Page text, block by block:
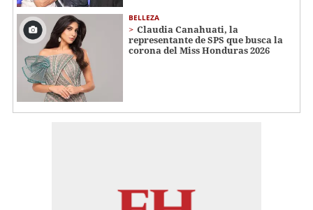
BELLEZA
Claudia Canahuati, la
representante de SPS que busca la
corona del Miss Honduras 2026